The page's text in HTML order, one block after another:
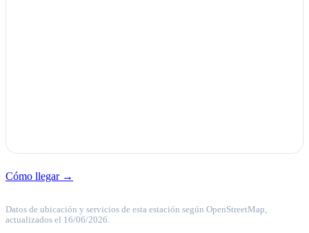
Cómo llegar →
Datos de ubicación y servicios de esta estación según OpenStreetMap,
actualizados el 16/06/2026.